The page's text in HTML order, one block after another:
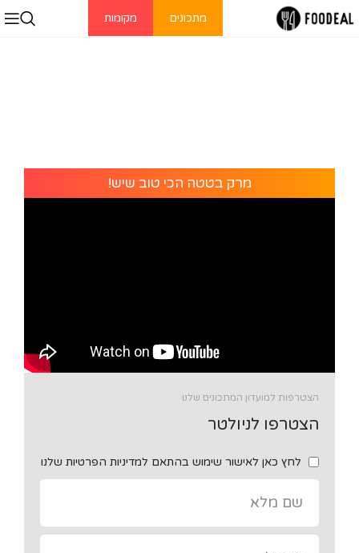
מתכונים מקומות
מרק בטטה הכי טוב שיש!
הצטרפות למועדון המתכונים שלנו
הצטרפו לניולטר
לחץ כאן לאישור שימוש בהתאם למדיניות הפרטיות שלנו